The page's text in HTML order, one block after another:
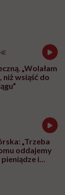
„Wolałam
niż wsiąść do
„Trzeba
oddajemy
i